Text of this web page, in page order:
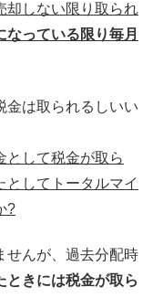
却しない限り取られ
っている限り毎月
金は取られるしいい
として税金が取ら
としてトータルマイ
?
せんが、過去分配時
ときには税金が取ら